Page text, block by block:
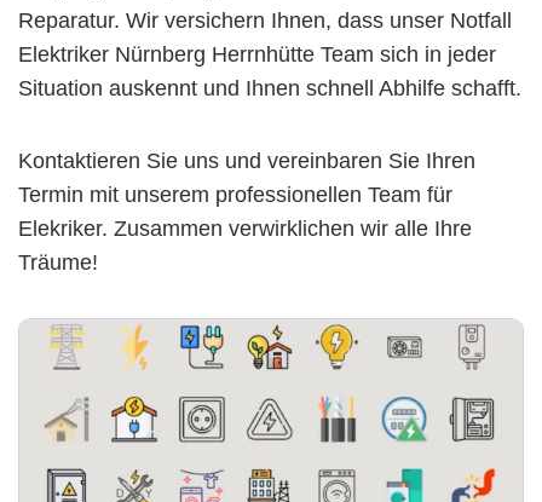
Reparatur. Wir versichern Ihnen, dass unser Notfall
Elektriker Nürnberg Herrnhütte Team sich in jeder
Situation auskennt und Ihnen schnell Abhilfe schafft.
Kontaktieren Sie uns und vereinbaren Sie Ihren
Termin mit unserem professionellen Team für
Elekriker. Zusammen verwirklichen wir alle Ihre
Träume!